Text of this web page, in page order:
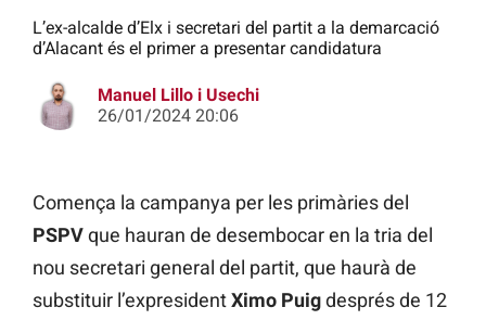
L’ex-alcalde d’Elx i secretari del partit a la demarcació
d’Alacant és el primer a presentar candidatura
Manuel Lillo i Usechi
26/01/2024 20:06
Comença la campanya per les primàries del
PSPVque hauran de desembocar en la tria del
nou secretari general del partit, que haurà de
substituir l’expresidentXimo Puigdesprés de 12